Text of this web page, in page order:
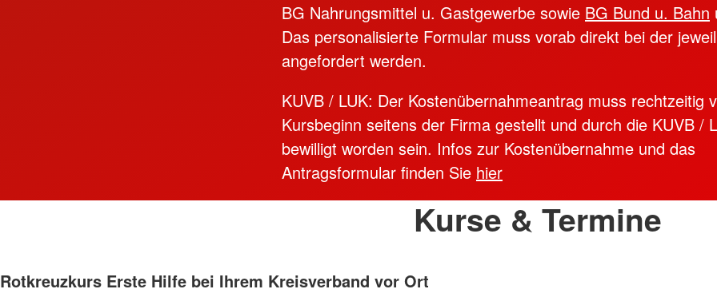
BG Nahrungsmittel u. Gastgewerbe sowie BG Bund u. Bahn
Das personalisierte Formular muss vorab direkt bei der
angefordert werden.
KUVB / LUK: Der Kostenübernahmeantrag muss rechtzeitig
Kursbeginn seitens der Firma gestellt und durch die KUVB /
bewilligt worden sein. Infos zur Kostenübernahme und das
Antragsformular finden Sie hier
Kurse & Termine
Rotkreuzkurs Erste Hilfe bei Ihrem Kreisverband vor Ort